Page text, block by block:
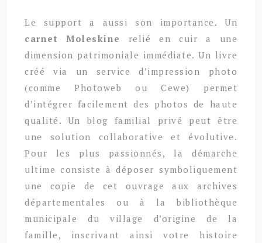
Le support a aussi son importance. Un
carnet Moleskine
relié en cuir a une
dimension patrimoniale immédiate. Un livre
créé via un service d’impression photo
(comme Photoweb ou Cewe) permet
d’intégrer facilement des photos de haute
qualité. Un blog familial privé peut être
une solution collaborative et évolutive.
Pour les plus passionnés, la démarche
ultime consiste à déposer symboliquement
une copie de cet ouvrage aux archives
départementales ou à la bibliothèque
municipale du village d’origine de la
famille, inscrivant ainsi votre histoire